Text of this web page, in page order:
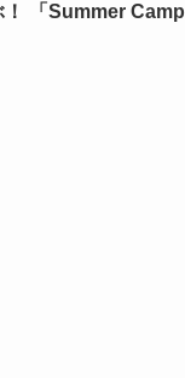
！ 「Summer Camp